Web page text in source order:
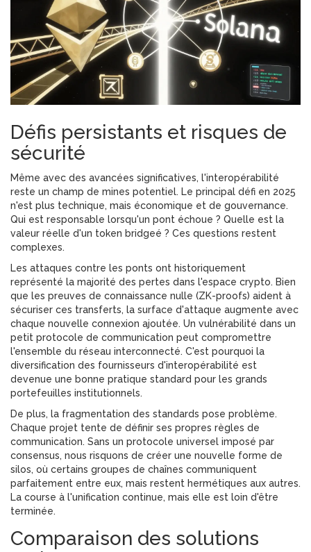
Défis persistants et risques de
sécurité
Même avec des avancées significatives, l'interopérabilité
reste un champ de mines potentiel. Le principal défi en 2025
n'est plus technique, mais économique et de gouvernance.
Qui est responsable lorsqu'un pont échoue ? Quelle est la
valeur réelle d'un token bridgeé ? Ces questions restent
complexes.
Les attaques contre les ponts ont historiquement
représenté la majorité des pertes dans l'espace crypto. Bien
que les preuves de connaissance nulle (ZK-proofs) aident à
sécuriser ces transferts, la surface d'attaque augmente avec
chaque nouvelle connexion ajoutée. Un vulnérabilité dans un
petit protocole de communication peut compromettre
l'ensemble du réseau interconnecté. C'est pourquoi la
diversification des fournisseurs d'interopérabilité est
devenue une bonne pratique standard pour les grands
portefeuilles institutionnels.
De plus, la fragmentation des standards pose problème.
Chaque projet tente de définir ses propres règles de
communication. Sans un protocole universel imposé par
consensus, nous risquons de créer une nouvelle forme de
silos, où certains groupes de chaînes communiquent
parfaitement entre eux, mais restent hermétiques aux autres.
La course à l'unification continue, mais elle est loin d'être
terminée.
Comparaison des solutions